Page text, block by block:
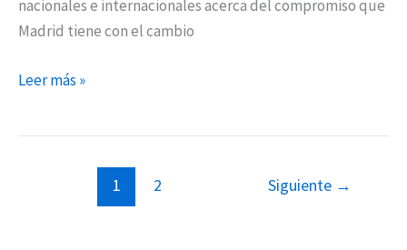
nacionales e internacionales acerca del compromiso que
Madrid tiene con el cambio
Leer más »
1 2 Siguiente →